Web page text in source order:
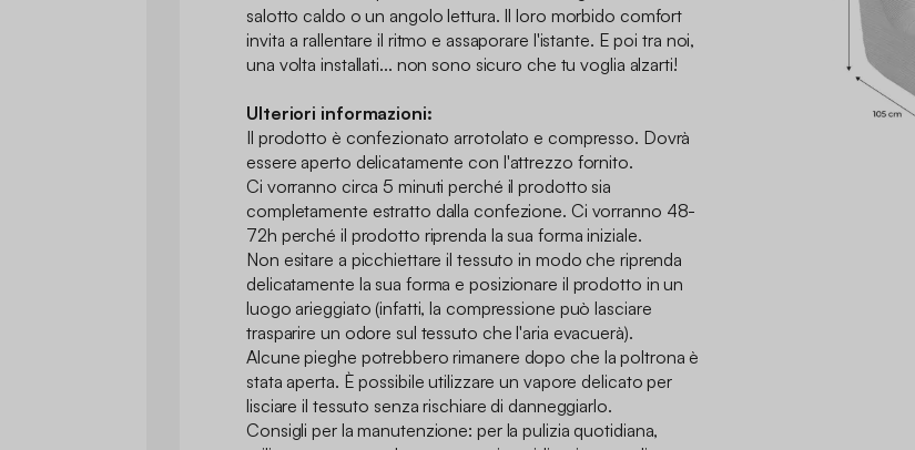
salotto caldo o un angolo lettura. Il loro morbido comfort
invita a rallentare il ritmo e assaporare l'istante. E poi tra noi,
una volta installati... non sono sicuro che tu voglia alzarti!
Ulteriori informazioni:
Il prodotto è confezionato arrotolato e compresso. Dovrà
essere aperto delicatamente con l'attrezzo fornito.
Ci vorranno circa 5 minuti perché il prodotto sia
completamente estratto dalla confezione. Ci vorranno 48-
72h perché il prodotto riprenda la sua forma iniziale.
Non esitare a picchiettare il tessuto in modo che riprenda
delicatamente la sua forma e posizionare il prodotto in un
luogo arieggiato (infatti, la compressione può lasciare
trasparire un odore sul tessuto che l'aria evacuerà).
Alcune pieghe potrebbero rimanere dopo che la poltrona è
stata aperta. È possibile utilizzare un vapore delicato per
lisciare il tessuto senza rischiare di danneggiarlo.
Consigli per la manutenzione: per la pulizia quotidiana,